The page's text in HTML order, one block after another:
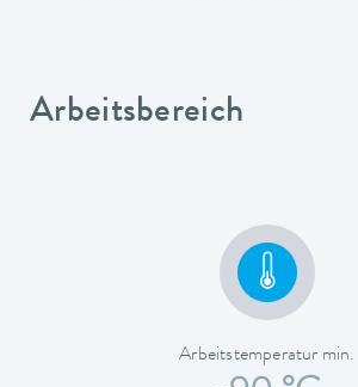
Arbeitsbereich
Arbeitstemperatur min.